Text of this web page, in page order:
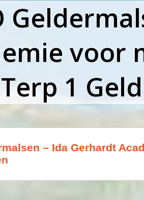
voor
1
– Ida Gerhardt